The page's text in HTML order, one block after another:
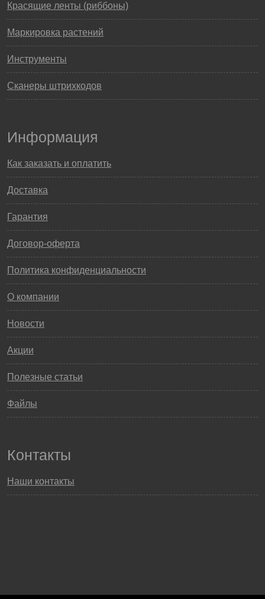
Красящие ленты (риббоны)
Маркировка растений
Инструменты
Сканеры штрихкодов
Информация
Как заказать и оплатить
Доставка
Гарантия
Договор-оферта
Политика конфиденциальности
О компании
Новости
Акции
Полезные статьи
Файлы
Контакты
Наши контакты